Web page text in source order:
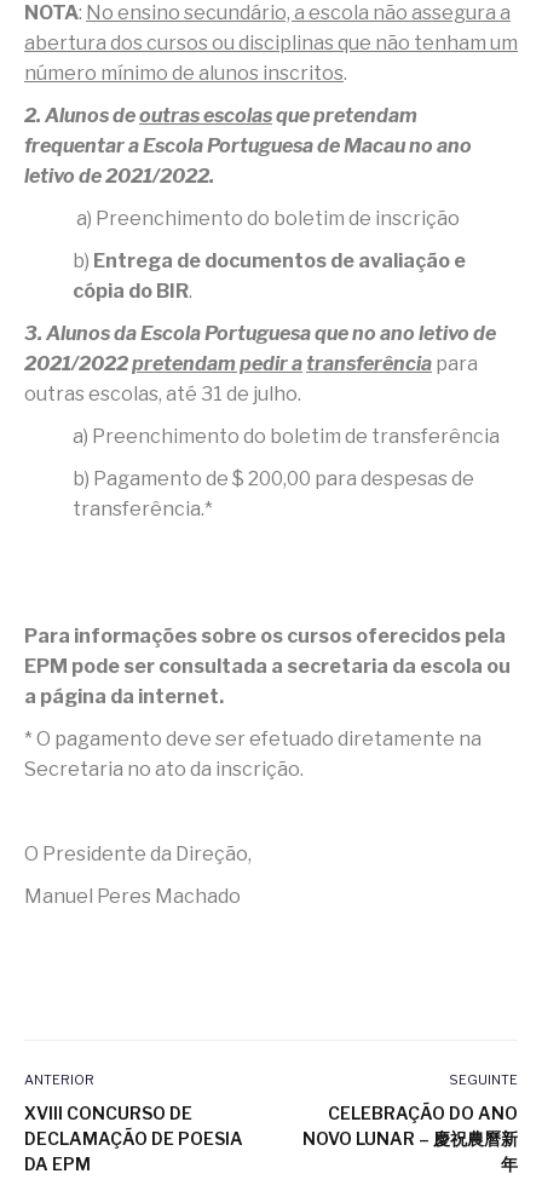
NOTA: No ensino secundário, a escola não assegura a
abertura dos cursos ou disciplinas que não tenham um
número mínimo de alunos inscritos.
2. Alunos deoutras escolasque pretendam
frequentar a Escola Portuguesa de Macau no ano
letivo de 2021/2022.
a) Preenchimento do boletim de inscrição
b) Entrega de documentos de avaliação e
cópia do BIR.
3. Alunos da Escola Portuguesa que no ano letivo de
2021/2022pretendam pedir a transferência para
outras escolas, até 31 de julho.
a) Preenchimento do boletim de transferência
b) Pagamento de $ 200,00 para despesas de
transferência.*
Para informações sobre os cursos oferecidos pela
EPM pode ser consultada a secretaria da escola ou
a página da internet.
* O pagamento deve ser efetuado diretamente na
Secretaria no ato da inscrição.
O Presidente da Direção,
Manuel Peres Machado
ANTERIOR
XVIII CONCURSO DE
DECLAMAÇÃO DE POESIA
DA EPM
SEGUINTE
CELEBRAÇÃO DO ANO
NOVO LUNAR – 慶祝農曆新
年